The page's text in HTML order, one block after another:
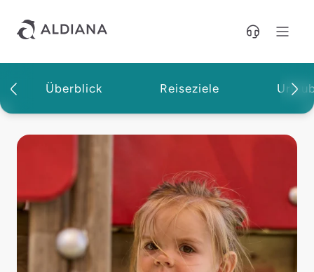
Überblick Reiseziele
Magazin | Aldiana Reisemagazin